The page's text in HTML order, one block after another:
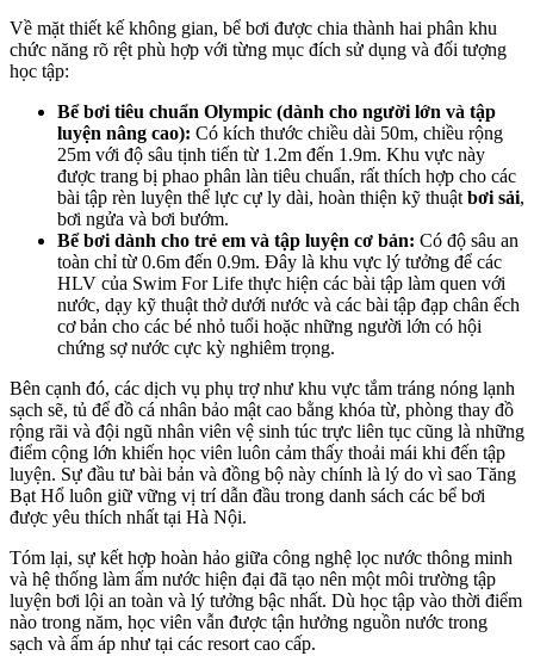
Về mặt thiết kế không gian, bể bơi được chia thành hai phân khu
chức năng rõ rệt phù hợp với từng mục đích sử dụng và đối tượng
học tập:
Bể bơi tiêu chuẩn Olympic (dành cho người lớn và tập
luyện nâng cao): Có kích thước chiều dài 50m, chiều rộng
25m với độ sâu tịnh tiến từ 1.2m đến 1.9m. Khu vực này
được trang bị phao phân làn tiêu chuẩn, rất thích hợp cho các
bài tập rèn luyện thể lực cự ly dài, hoàn thiện kỹ thuật bơi sải,
bơi ngửa và bơi bướm.
Bể bơi dành cho trẻ em và tập luyện cơ bản: Có độ sâu an
toàn chỉ từ 0.6m đến 0.9m. Đây là khu vực lý tưởng để các
HLV của Swim For Life thực hiện các bài tập làm quen với
nước, dạy kỹ thuật thở dưới nước và các bài tập đạp chân ếch
cơ bản cho các bé nhỏ tuổi hoặc những người lớn có hội
chứng sợ nước cực kỳ nghiêm trọng.
Bên cạnh đó, các dịch vụ phụ trợ như khu vực tắm tráng nóng lạnh
sạch sẽ, tủ để đồ cá nhân bảo mật cao bằng khóa từ, phòng thay đồ
rộng rãi và đội ngũ nhân viên vệ sinh túc trực liên tục cũng là những
điểm cộng lớn khiến học viên luôn cảm thấy thoải mái khi đến tập
luyện. Sự đầu tư bài bản và đồng bộ này chính là lý do vì sao Tăng
Bạt Hổ luôn giữ vững vị trí dẫn đầu trong danh sách các bể bơi
được yêu thích nhất tại Hà Nội.
Tóm lại, sự kết hợp hoàn hảo giữa công nghệ lọc nước thông minh
và hệ thống làm ấm nước hiện đại đã tạo nên một môi trường tập
luyện bơi lội an toàn và lý tưởng bậc nhất. Dù học tập vào thời điểm
nào trong năm, học viên vẫn được tận hưởng nguồn nước trong
sạch và ấm áp như tại các resort cao cấp.